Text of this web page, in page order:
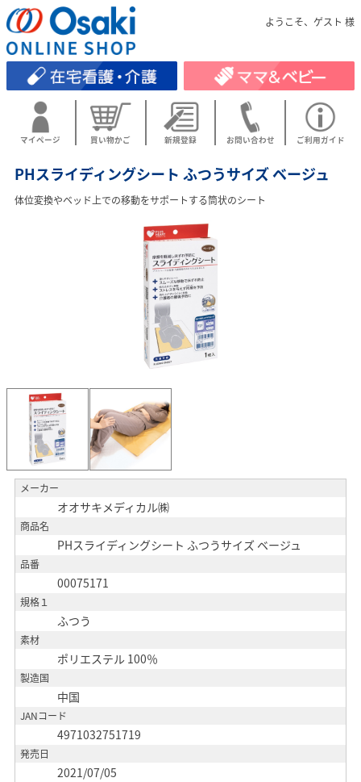
ようこそ、ゲスト 様
マイページ 買い物かご 新規登録 お問い合わせ ご利用ガイド
PHスライディングシート ふつうサイズ ベージュ
体位変換やベッド上での移動をサポートする筒状のシート
メーカー
オオサキメディカル㈱
商品名
PHスライディングシート ふつうサイズ ベージュ
品番
00075171
規格１
ふつう
素材
ポリエステル 100％
製造国
中国
JANコード
4971032751719
発売日
2021/07/05